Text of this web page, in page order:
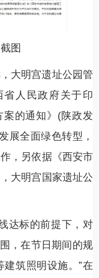
图
大明宫遗址公园管
人民政府关于印
案的通知》(陕政发
展全面绿色转型，
，另依据《西安市
大明宫国家遗址公
达标的前提下，对
，在节日期间的规
筑照明设施。”在